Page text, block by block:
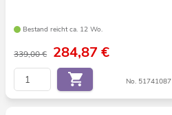
Bestand reicht ca. 12 Wo.
339,00 € 284,87€
No. 51741087